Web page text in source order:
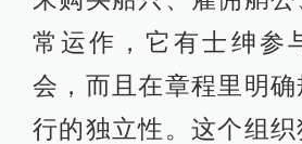
常运作，它有士绅参
会，而且在章程里明
行的独立性。这个组